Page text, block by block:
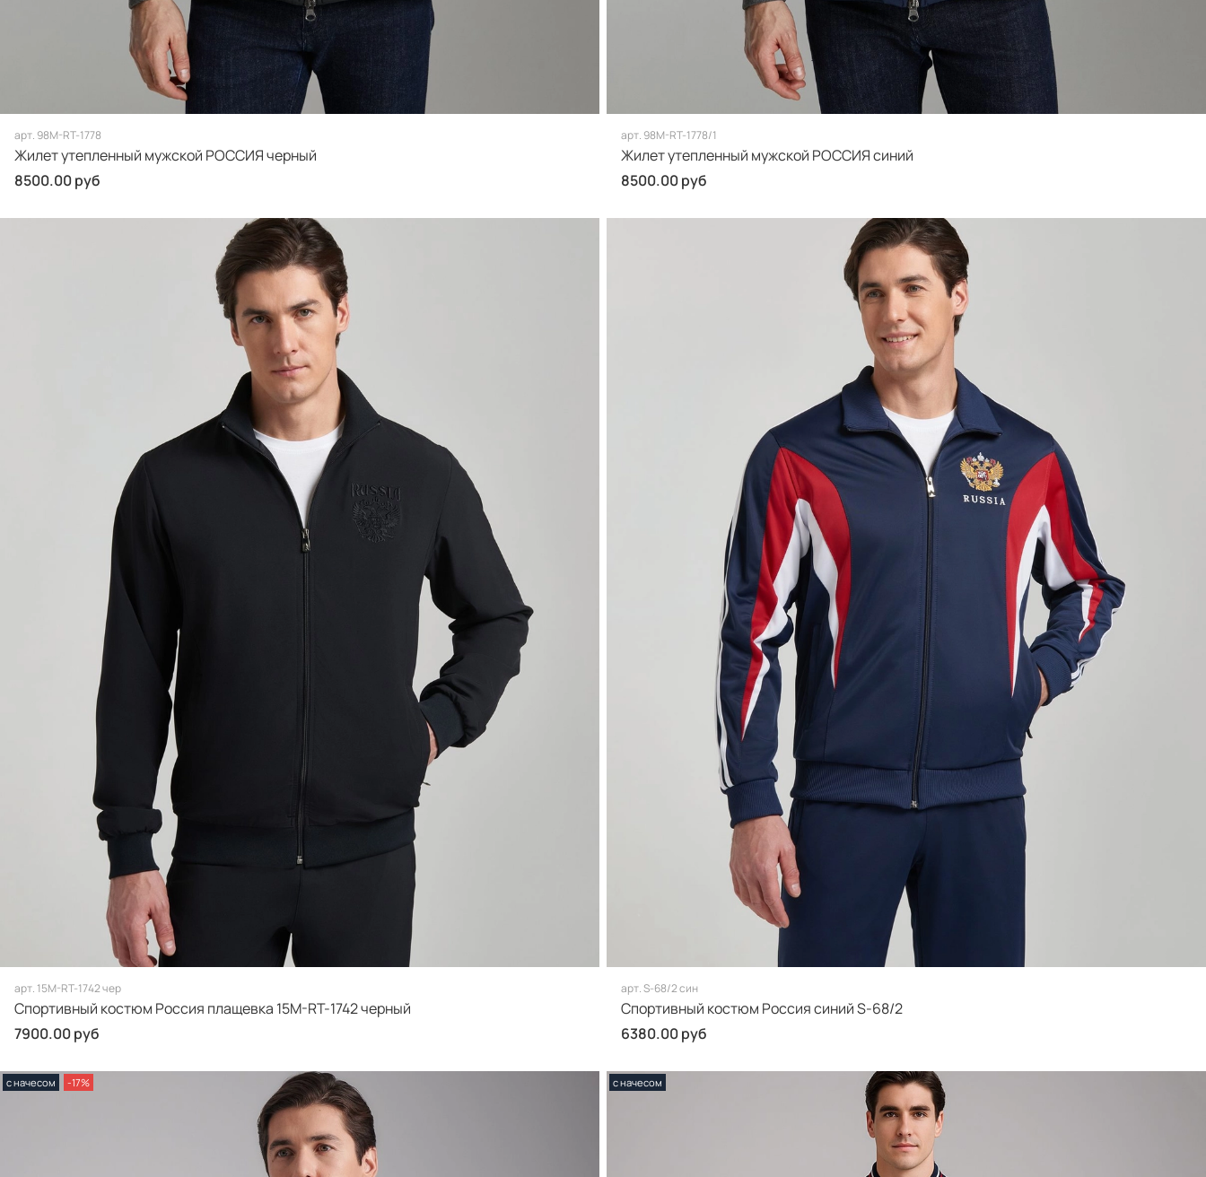
арт. 98M-RT-1778
Жилет утепленный мужской РОССИЯ черный
8500.00 руб
арт. 98M-RT-1778/1
Жилет утепленный мужской РОССИЯ синий
8500.00 руб
арт. 15M-RT-1742 чер
Спортивный костюм Россия плащевка 15M-RT-1742 черный
7900.00 руб
арт.S-68/2 син
Спортивный костюм Россия синий S-68/2
6380.00 руб
с начесом -17% с начесом